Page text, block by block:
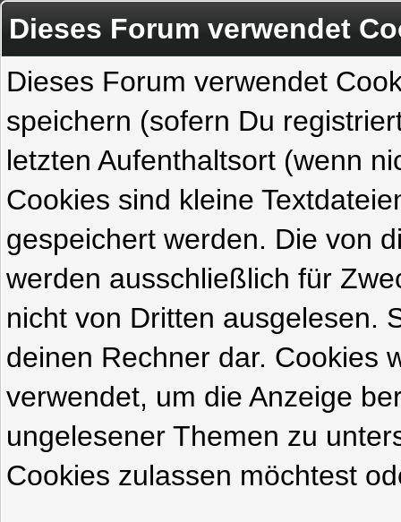
Dieses Forum verwendet
Dieses Forum verwendet
speichern (sofern Du
letzten Aufenthaltsort (wenn
Cookies sind kleine
gespeichert werden. Die von
werden ausschließlich für
nicht von Dritten ausgelesen.
deinen Rechner dar. Cookies
verwendet, um die Anzeige
ungelesener Themen zu
Cookies zulassen möchtest